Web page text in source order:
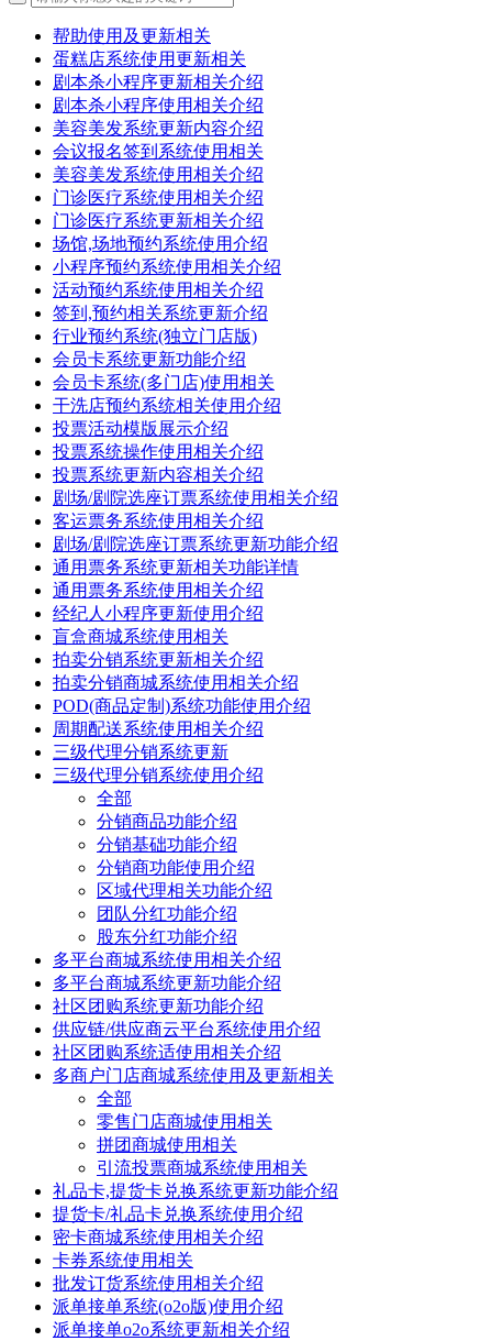
帮助使用及更新相关
蛋糕店系统使用更新相关
剧本杀小程序更新相关介绍
剧本杀小程序使用相关介绍
美容美发系统更新内容介绍
会议报名签到系统使用相关
美容美发系统使用相关介绍
门诊医疗系统使用相关介绍
门诊医疗系统更新相关介绍
场馆,场地预约系统使用介绍
小程序预约系统使用相关介绍
活动预约系统使用相关介绍
签到,预约相关系统更新介绍
行业预约系统(独立门店版)
会员卡系统更新功能介绍
会员卡系统(多门店)使用相关
干洗店预约系统相关使用介绍
投票活动模版展示介绍
投票系统操作使用相关介绍
投票系统更新内容相关介绍
剧场/剧院选座订票系统使用相关介绍
客运票务系统使用相关介绍
剧场/剧院选座订票系统更新功能介绍
通用票务系统更新相关功能详情
通用票务系统使用相关介绍
经纪人小程序更新使用介绍
盲盒商城系统使用相关
拍卖分销系统更新相关介绍
拍卖分销商城系统使用相关介绍
POD(商品定制)系统功能使用介绍
周期配送系统使用相关介绍
三级代理分销系统更新
三级代理分销系统使用介绍
全部
分销商品功能介绍
分销基础功能介绍
分销商功能使用介绍
区域代理相关功能介绍
团队分红功能介绍
股东分红功能介绍
多平台商城系统使用相关介绍
多平台商城系统更新功能介绍
社区团购系统更新功能介绍
供应链/供应商云平台系统使用介绍
社区团购系统适使用相关介绍
多商户门店商城系统使用及更新相关
全部
零售门店商城使用相关
拼团商城使用相关
引流投票商城系统使用相关
礼品卡,提货卡兑换系统更新功能介绍
提货卡/礼品卡兑换系统使用介绍
密卡商城系统使用相关介绍
卡券系统使用相关
批发订货系统使用相关介绍
派单接单系统(o2o版)使用介绍
派单接单o2o系统更新相关介绍